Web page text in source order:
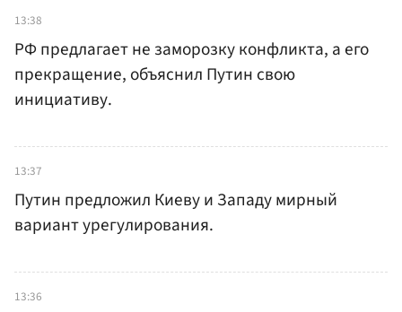
13:38
РФ предлагает не заморозку конфликта, а его
прекращение, объяснил Путин свою
инициативу.
13:37
Путин предложил Киеву и Западу мирный
вариант урегулирования.
13:36